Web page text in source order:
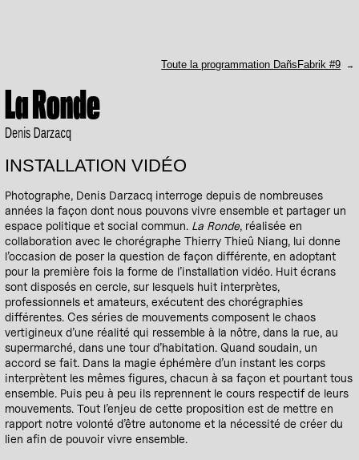
Toute la programmation DañsFabrik #9
La Ronde
Denis Darzacq
INSTALLATION VIDÉO
Photographe, Denis Darzacq interroge depuis de nombreuses
années la façon dont nous pouvons vivre ensemble et partager un
espace politique et social commun. La Ronde, réalisée en
collaboration avec le chorégraphe Thierry Thieû Niang, lui donne
l’occasion de poser la question de façon différente, en adoptant
pour la première fois la forme de l’installation vidéo. Huit écrans
sont disposés en cercle, sur lesquels huit interprètes,
professionnels et amateurs, exécutent des chorégraphies
différentes. Ces séries de mouvements composent le chaos
vertigineux d’une réalité qui ressemble à la nôtre, dans la rue, au
supermarché, dans une tour d’habitation. Quand soudain, un
accord se fait. Dans la magie éphémère d’un instant les corps
interprètent les mêmes figures, chacun à sa façon et pourtant tous
ensemble. Puis peu à peu ils reprennent le cours respectif de leurs
mouvements. Tout l’enjeu de cette proposition est de mettre en
rapport notre volonté d’être autonome et la nécessité de créer du
lien afin de pouvoir vivre ensemble.